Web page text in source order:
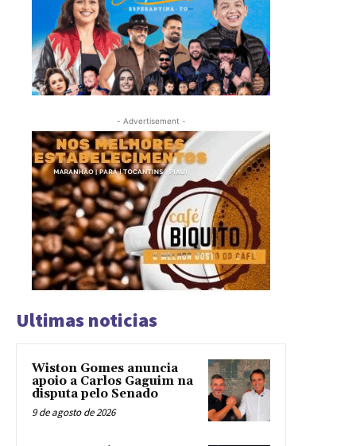
- Advertisement -
Ultimas noticias
Wiston Gomes anuncia
apoio a Carlos Gaguim na
disputa pelo Senado
9 de agosto de 2026